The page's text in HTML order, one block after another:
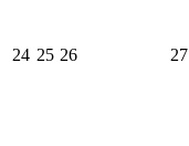
24 25 26 27